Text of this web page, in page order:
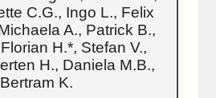
C.G., Ingo L., Felix
A., Patrick B.,
H.*, Stefan V.,
H., Daniela M.B.,
Bertram K.